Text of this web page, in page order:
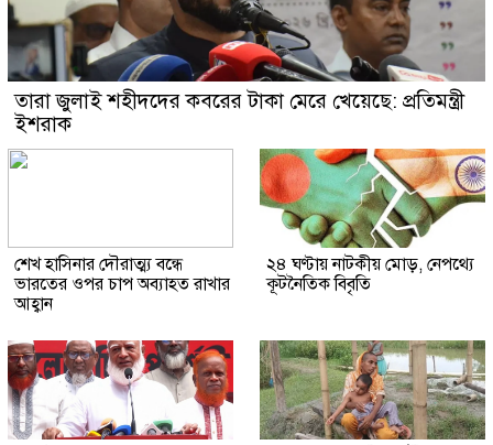
তারা জুলাই শহীদদের কবরের টাকা মেরে খেয়েছে: প্রতিমন্ত্রী
ইশরাক
শেখ হাসিনার দৌরাত্ম্য বন্ধে
ভারতের ওপর চাপ অব্যাহত রাখার
আহ্বান
২৪ ঘণ্টায় নাটকীয় মোড়, নেপথ্যে
কূটনৈতিক বিবৃতি